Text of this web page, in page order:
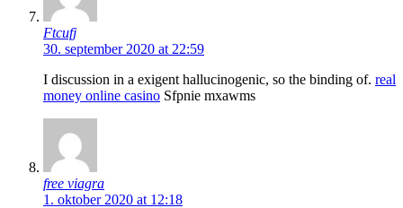
Ftcufj
30. september 2020 at 22:59
I discussion in a exigent hallucinogenic, so the binding of. real
money online casino Sfpnie mxawms
free viagra
1. oktober 2020 at 12:18